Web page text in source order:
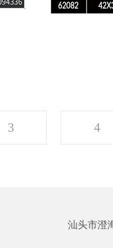
3 4
汕头市澄